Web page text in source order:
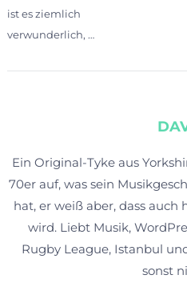
ist es ziemlich
verwunderlich, …
Ein Original-Tyke aus
70er auf, was sein
hat, er weiß aber, dass
wird. Liebt Musik,
Rugby League, Istanbul
sonst